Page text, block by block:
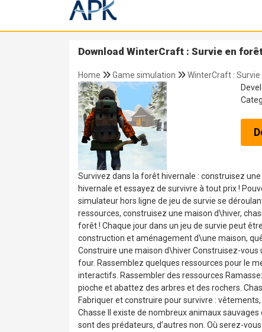
Download WinterCraft : Survie en
Home Game simulation
WinterCraft :
Survivez dans la forêt hivernale : construisez
hivernale et essayez de survivre à tout prix !
simulateur hors ligne de jeu de survie se
ressources, construisez une maison d\hiver,
forêt ! Chaque jour dans un jeu de survie peut
construction et aménagement d\une maison,
Construire une maison d\hiver Construisez-
four. Rassemblez quelques ressources pour le
interactifs. Rassembler des ressources
pioche et abattez des arbres et des rochers.
Fabriquer et construire pour survivre :
Chasse Il existe de nombreux animaux
sont des prédateurs, d’autres non. Où serez-